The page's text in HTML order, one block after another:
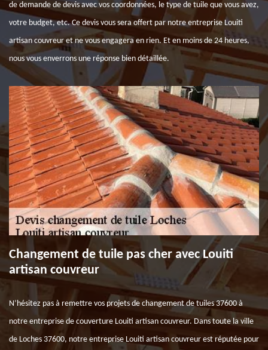
de demande de devis avec vos coordonnées, le type de tuile que vous avez,
votre budget, etc. Ce devis vous sera offert par notre entreprise Louiti
artisan couvreur et ne vous engagera en rien. Et en moins de 24 heures,
nous vous enverrons une réponse bien détaillée.
Changement de tuile pas cher avec Louiti
artisan couvreur
N’hésitez pas à remettre vos projets de changement de tuiles 37600 à
notre entreprise de couverture Louiti artisan couvreur. Dans toute la ville
de Loches 37600, notre entreprise Louiti artisan couvreur est réputée pour